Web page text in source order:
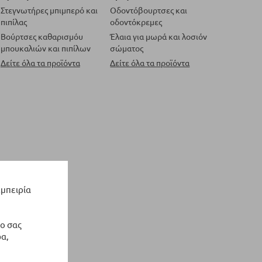
σας
Στεγνωτήρες μπιμπερό και
πιπίλας
Βούρτσες καθαρισμόυ
μπουκαλιών και πιπίλων
Δείτε όλα τα προϊόντα
Οδοντόβουρτσες και
οδοντόκρεμες
Έλαια για μωρά και λοσιόν
σώματος
Δείτε όλα τα προϊόντα